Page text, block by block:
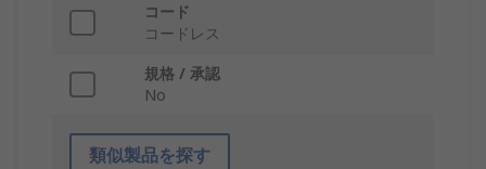
コード
コー​​ドレス
規格 / 承認
No
類似製品を探す